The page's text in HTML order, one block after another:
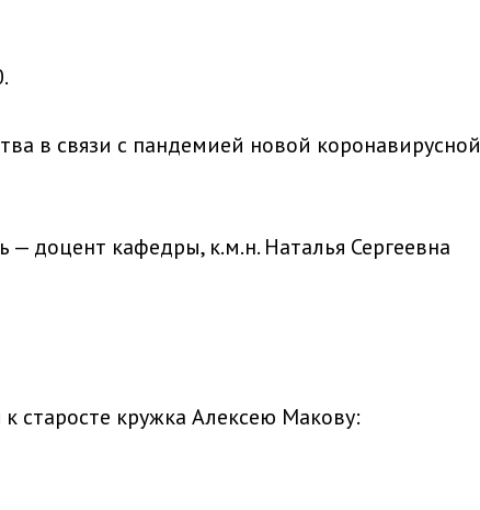
в связи с пандемией новой коронавирусной
доцент кафедры, к.м.н. Наталья Сергеевна
старосте кружка Алексею Макову: